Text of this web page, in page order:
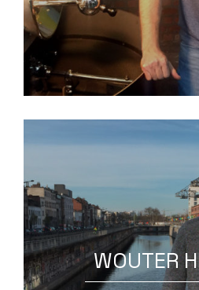
WOUTER